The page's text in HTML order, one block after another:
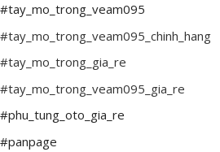
#tay_mo_trong_veam095
#tay_mo_trong_veam095_chinh_hang
#tay_mo_trong_gia_re
#tay_mo_trong_veam095_gia_re
#phu_tung_oto_gia_re
#panpage